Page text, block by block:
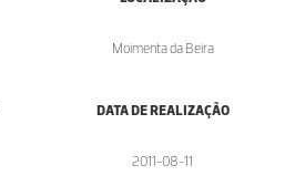
Moimenta da Beira
DATA DE REALIZAÇÃO
2011-08-11